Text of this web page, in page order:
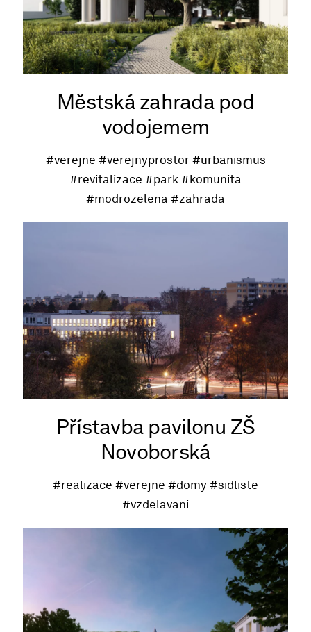
Městská zahrada pod
vodojemem
#verejne #verejnyprostor #urbanismus
#revitalizace #park #komunita
#modrozelena #zahrada
Přístavba pavilonu ZŠ
Novoborská
#realizace #verejne #domy #sidliste
#vzdelavani